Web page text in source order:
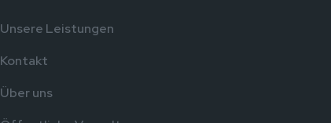
Unsere Leistungen
Kontakt
Über uns